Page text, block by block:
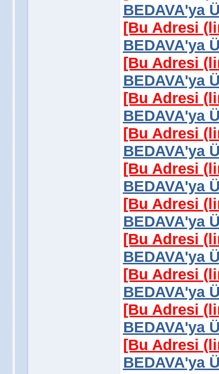
BEDAVA'ya
[Bu Adresi
BEDAVA'ya
[Bu Adresi
BEDAVA'ya
[Bu Adresi
BEDAVA'ya
[Bu Adresi
BEDAVA'ya
[Bu Adresi
BEDAVA'ya
[Bu Adresi
BEDAVA'ya
[Bu Adresi
BEDAVA'ya
[Bu Adresi
BEDAVA'ya
[Bu Adresi
BEDAVA'ya
[Bu Adresi
BEDAVA'ya